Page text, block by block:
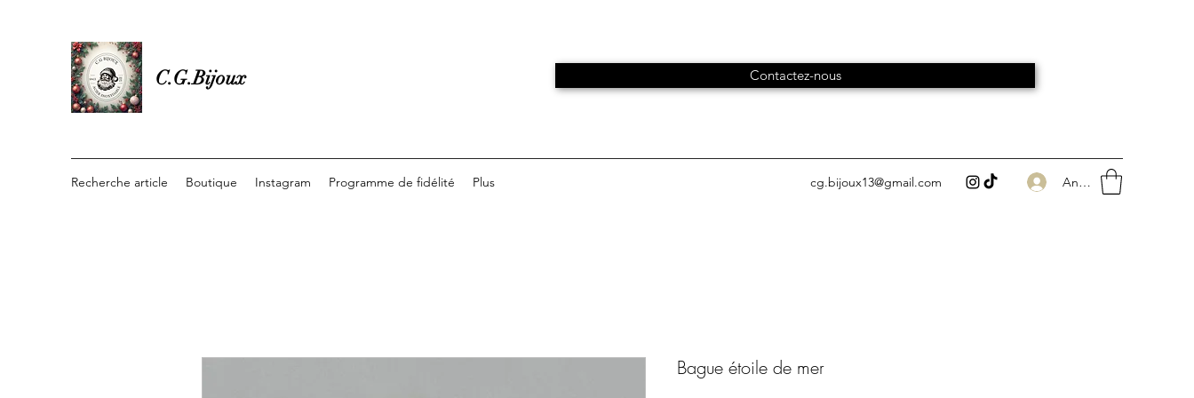
C.G.Bijoux Contactez-nous
Recherche article Boutique Instagram Programme de fidélité Plus cg.bijoux13@gmail.com Anmelden
Bague étoile de mer